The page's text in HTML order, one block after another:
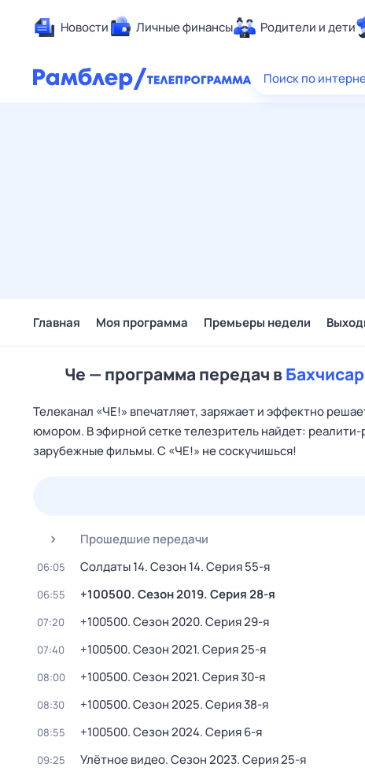
Новости Личные финансы Родители и дети
Здоровье
Поиск по
Главная Моя программа Премьеры недели
Че — программа передач в
Телеканал «ЧЕ!» впечатляет, заряжает и эффектно
юмором. В эфирной сетке телезритель найдет:
зарубежные фильмы. С «ЧЕ!» не соскучишься!
Прошедшие передачи
06:05 Солдаты 14. Сезон 14. Серия 55-я
06:55 +100500. Сезон 2019. Серия 28-я
07:20 +100500. Сезон 2020. Серия 29-я
07:40 +100500. Сезон 2021. Серия 25-я
08:00 +100500. Сезон 2021. Серия 30-я
08:30 +100500. Сезон 2025. Серия 38-я
08:55 +100500. Сезон 2024. Серия 6-я
09:25 Улётное видео. Сезон 2023. Серия 25-я